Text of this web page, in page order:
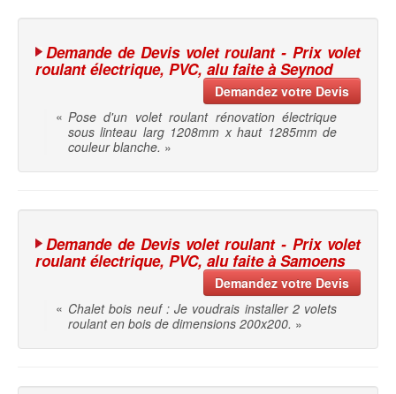
Demande de Devis volet roulant - Prix volet
roulant électrique, PVC, alu faite à Seynod
Demandez votre Devis
« Pose d'un volet roulant rénovation électrique
sous linteau larg 1208mm x haut 1285mm de
couleur blanche. »
Demande de Devis volet roulant - Prix volet
roulant électrique, PVC, alu faite à Samoens
Demandez votre Devis
« Chalet bois neuf : Je voudrais installer 2 volets
roulant en bois de dimensions 200x200. »